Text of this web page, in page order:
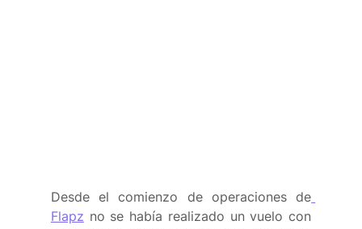
Desde el comienzo de operaciones de
Flapz no se había realizado un vuelo con